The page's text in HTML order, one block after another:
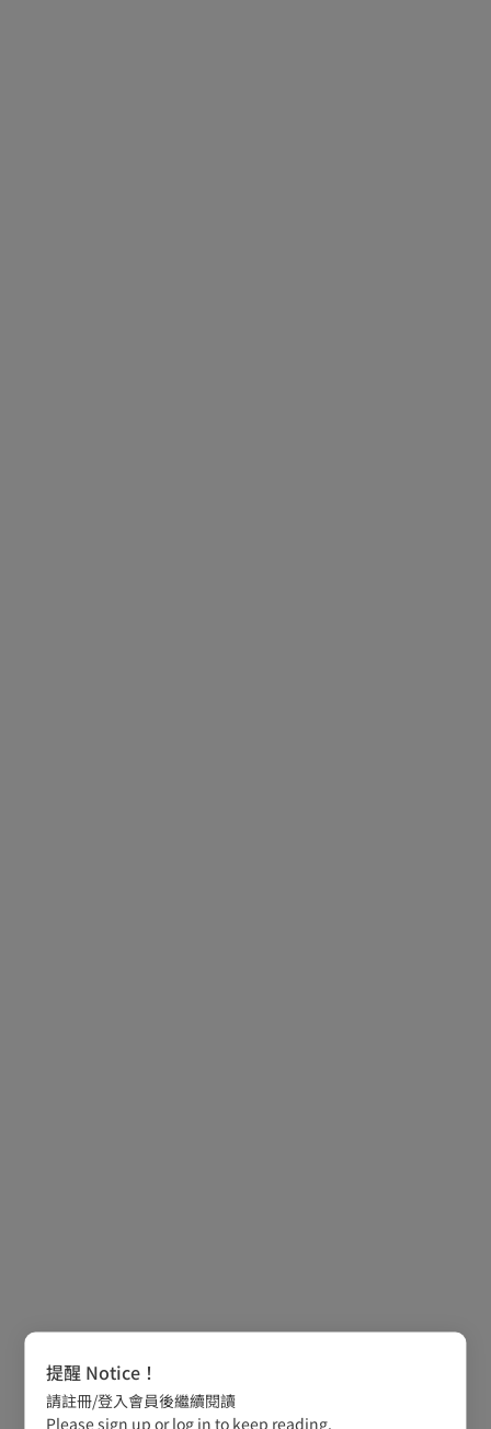
提醒 Notice！
請註冊/登入會員後繼續閱讀
Please sign up or log in to keep reading.